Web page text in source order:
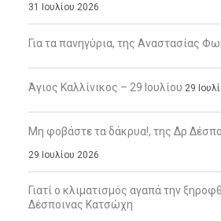
31 Ιουλίου 2026
Για τα πανηγύρια, της Αναστασίας
Άγιος Καλλίνικος – 29 Ιουλίου 29
Μη φοβάστε τα δάκρυα!, της Δρ
29 Ιουλίου 2026
Γιατί ο κλιματισμός αγαπά την
Δέσποινας Κατσώχη